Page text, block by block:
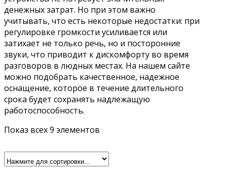
денежных затрат. Но при этом важно
учитывать, что есть некоторые недостатки: при
регулировке громкости усиливается или
затихает не только речь, но и посторонние
звуки, что приводит к дискомфорту во время
разговоров в людных местах. На нашем сайте
можно подобрать качественное, надежное
оснащение, которое в течение длительного
срока будет сохранять надлежащую
работоспособность.
Показ всех 9 элементов